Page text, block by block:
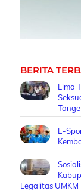
BERITA
Lima
E-
Legalitas UMKM